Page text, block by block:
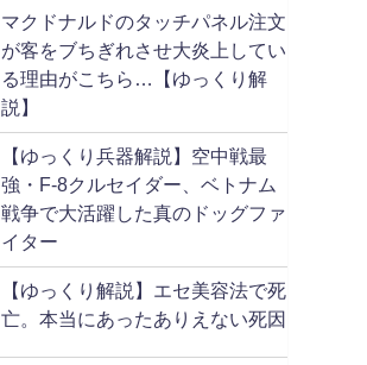
マクドナルドのタッチパネル注文
が客をブちぎれさせ大炎上してい
る理由がこちら…【ゆっくり解
説】
【ゆっくり兵器解説】空中戦最
強・F-8クルセイダー、ベトナム
戦争で大活躍した真のドッグファ
イター
【ゆっくり解説】エセ美容法で死
亡。本当にあったありえない死因